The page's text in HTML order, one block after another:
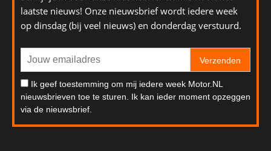
laatste nieuws! Onze nieuwsbrief wordt iedere week
op dinsdag (bij veel nieuws) en donderdag verstuurd.
Verzenden
Ik geef toestemming om mij iedere week Motor.NL
nieuwsbrieven toe te sturen. Ik kan ieder moment opzeggen
via de nieuwsbrief.